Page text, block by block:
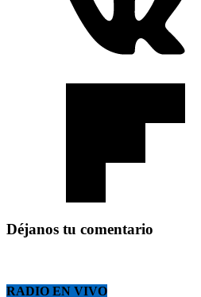
Déjanos tu comentario
RADIO EN VIVO